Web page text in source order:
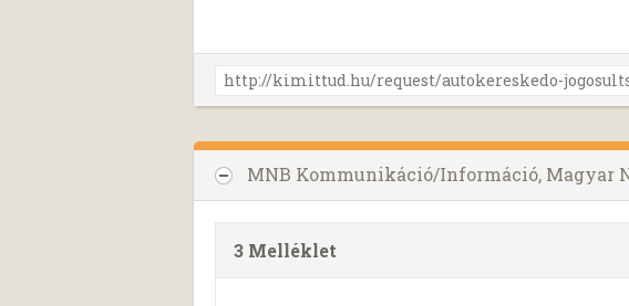
MNB Kommunikáció/Információ, Magyar
3 Melléklet